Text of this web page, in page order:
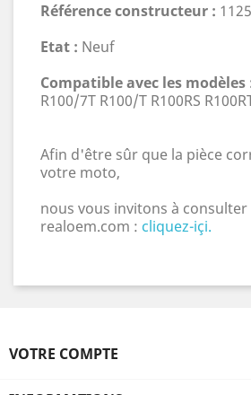
Référence constructeur :
Etat : Neuf
Compatible avec les modèles
R100/7T R100/T R100RS
Afin d'être sûr que la pièce
votre moto,
nous vous invitons à consulter
realoem.com : cliquez-içi.
VOTRE COMPTE